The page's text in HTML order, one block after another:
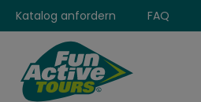
Katalog anfordern FAQ